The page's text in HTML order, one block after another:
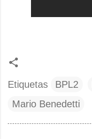
Etiquetas BPL2
Mario Benedetti